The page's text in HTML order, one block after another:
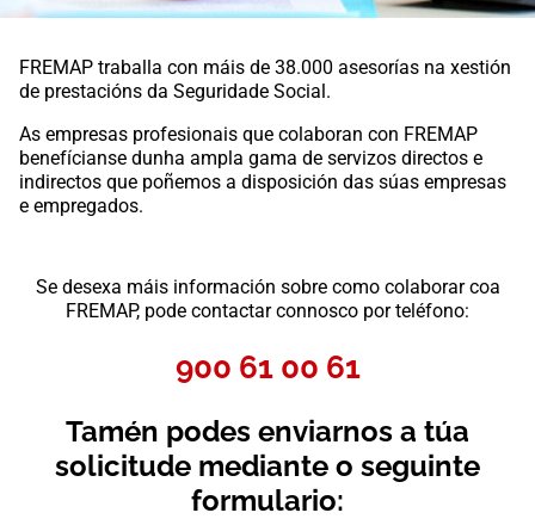
FREMAP traballa con máis de 38.000 asesorías na xestión
de prestacións da Seguridade Social.
As empresas profesionais que colaboran con FREMAP
benefícianse dunha ampla gama de servizos directos e
indirectos que poñemos a disposición das súas empresas
e empregados.
Se desexa máis información sobre como colaborar coa
FREMAP, pode contactar connosco por teléfono:
900 61 00 61
Tamén podes enviarnos a túa
solicitude mediante o seguinte
formulario: